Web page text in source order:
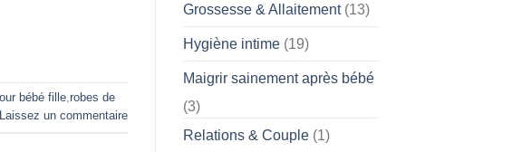
bébé fille,robes de
Laissez un commentaire
Grossesse & Allaitement(13)
Hygiène intime(19)
Maigrir sainement après bébé
(3)
Relations & Couple(1)